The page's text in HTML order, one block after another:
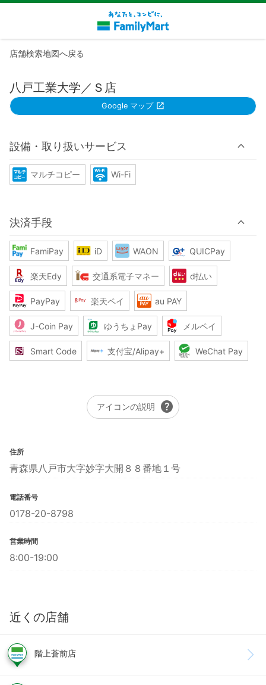
店舗検索地図へ戻る
八戸工業大学／Ｓ店
Google マップ
設備・取り扱いサービス
マルチコピー Wi-Fi
決済手段
FamiPay iD WAON QUICPay
楽天Edy 交通系電子マネー d払い
PayPay 楽天ペイ au PAY
J-Coin Pay ゆうちょPay メルペイ
Smart Code 支付宝/Alipay+ WeChat Pay
アイコンの説明 help
住所
青森県八戸市大字妙字大開８８番地１号
電話番号
0178-20-8798
営業時間
8:00-19:00
近くの店舗
階上蒼前店